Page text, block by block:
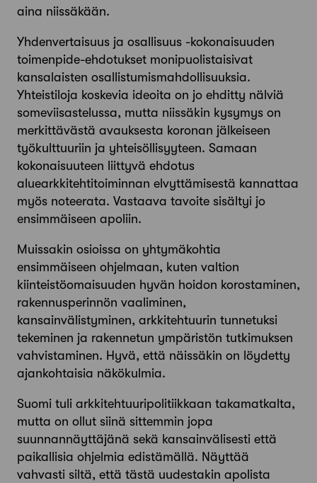
aina niissäkään.
Yhdenvertaisuus ja osallisuus -kokonaisuuden
toimenpide-ehdotukset monipuolistaisivat
kansalaisten osallistumismahdollisuuksia.
Yhteistiloja koskevia ideoita on jo ehditty nälviä
someviisastelussa, mutta niissäkin kysymys on
merkittävästä avauksesta koronan jälkeiseen
työkulttuuriin ja yhteisöllisyyteen. Samaan
kokonaisuuteen liittyvä ehdotus
aluearkkitehtitoiminnan elvyttämisestä kannattaa
myös noteerata. Vastaava tavoite sisältyi jo
ensimmäiseen apoliin.
Muissakin osioissa on yhtymäkohtia
ensimmäiseen ohjelmaan, kuten valtion
kiinteistöomaisuuden hyvän hoidon korostaminen,
rakennusperinnön vaaliminen,
kansainvälistyminen, arkkitehtuurin tunnetuksi
tekeminen ja rakennetun ympäristön tutkimuksen
vahvistaminen. Hyvä, että näissäkin on löydetty
ajankohtaisia näkökulmia.
Suomi tuli arkkitehtuuripolitiikkaan takamatkalta,
mutta on ollut siinä sittemmin jopa
suunnannäyttäjänä sekä kansainvälisesti että
paikallisia ohjelmia edistämällä. Näyttää
vahvasti siltä, että tästä uudestakin apolista